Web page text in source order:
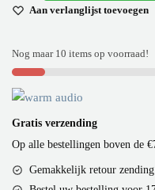
Aan verlanglijst toevoegen
Nog maar 10 items op voorraad!
Gratis verzending
Op alle bestellingen boven de
Gemakkelijk retour zending